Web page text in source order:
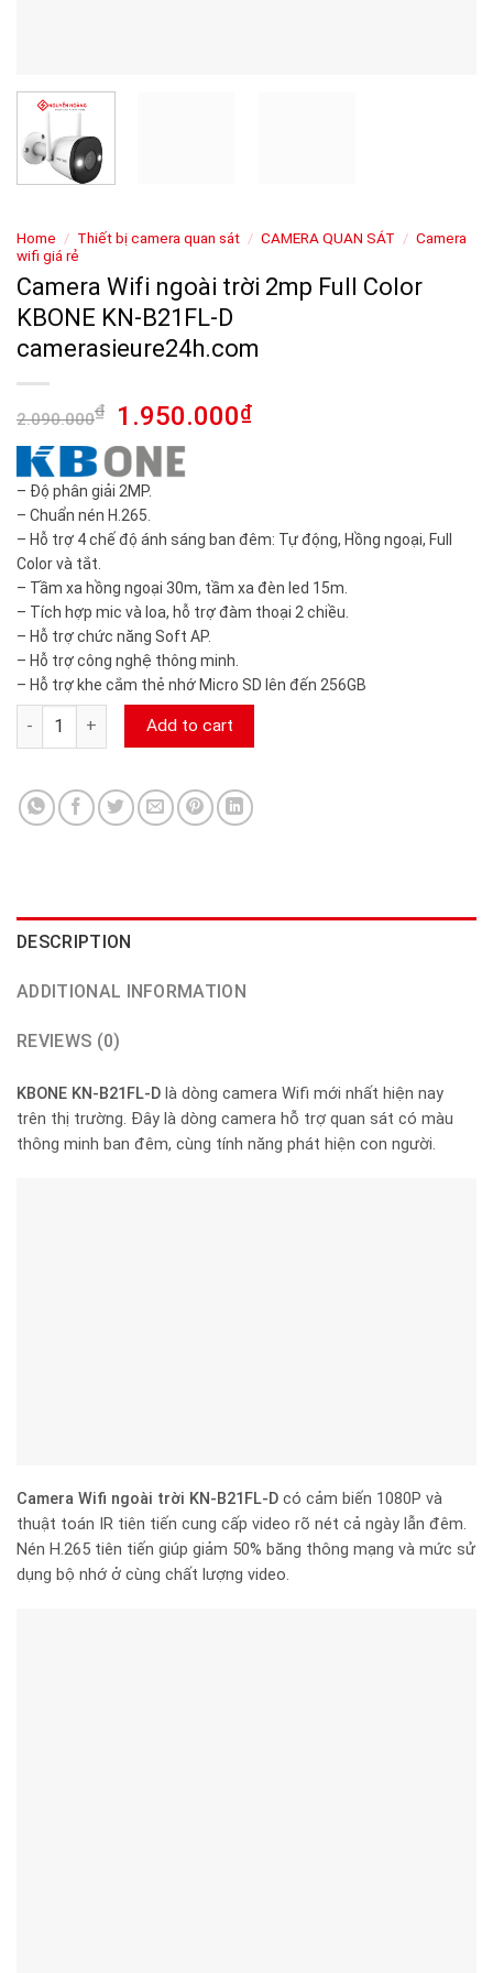
Home / Thiết bị camera quan sát / CAMERA QUAN SÁT / Camera
wifi giá rẻ
Camera Wifi ngoài trời 2mp Full Color
KBONE KN-B21FL-D
camerasieure24h.com
2.090.000₫ 1.950.000₫
– Độ phân giải 2MP.
– Chuẩn nén H.265.
– Hỗ trợ 4 chế độ ánh sáng ban đêm: Tự động, Hồng ngoại, Full
Color và tắt.
– Tầm xa hồng ngoại 30m, tầm xa đèn led 15m.
– Tích hợp mic và loa, hỗ trợ đàm thoại 2 chiều.
– Hỗ trợ chức năng Soft AP.
– Hỗ trợ công nghệ thông minh.
– Hỗ trợ khe cắm thẻ nhớ Micro SD lên đến 256GB
Camera Wifi ngoài trời 2mp Full Color KBONE KN-B21FL-D
Add to cart
DESCRIPTION
ADDITIONAL INFORMATION
REVIEWS (0)
KBONE KN-B21FL-D là dòng camera Wifi mới nhất hiện nay
trên thị trường. Đây là dòng camera hỗ trợ quan sát có màu
thông minh ban đêm, cùng tính năng phát hiện con người.
Camera Wifi ngoài trời KN-B21FL-D có cảm biến 1080P và
thuật toán IR tiên tiến cung cấp video rõ nét cả ngày lẫn đêm.
Nén H.265 tiên tiến giúp giảm 50% băng thông mạng và mức sử
dụng bộ nhớ ở cùng chất lượng video.